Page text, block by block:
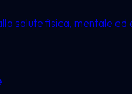
salute fisica, mentale ed